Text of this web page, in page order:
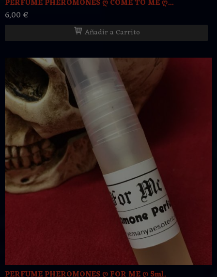
PERFUME PHEROMONES ღ COME TO ME ღ...
6,00 €
Añadir a Carrito